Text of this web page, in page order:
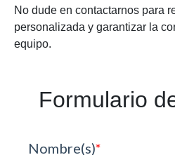
No dude en contactarnos para
personalizada y garantizar la
equipo.
Formulario